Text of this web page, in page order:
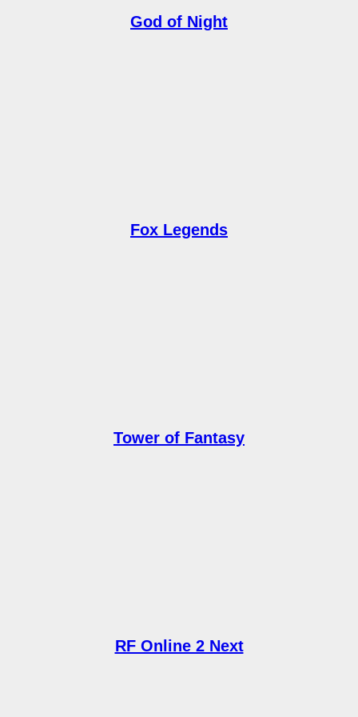
God of Night
Fox Legends
Tower of Fantasy
RF Online 2 Next